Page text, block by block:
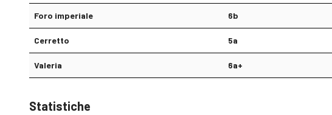
Foro imperiale 6b
Cerretto 5a
Valeria 6a+
Statistiche